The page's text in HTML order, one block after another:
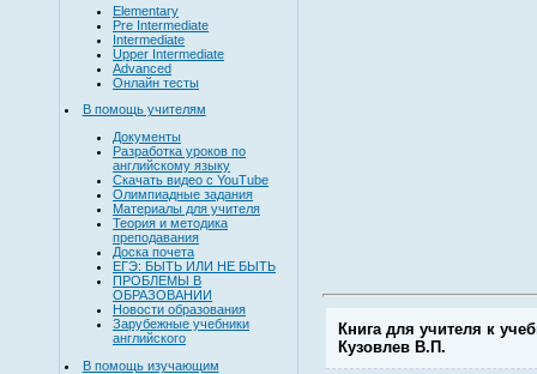
Elementary
Pre Intermediate
Intermediate
Upper Intermediate
Advanced
Онлайн тесты
В помощь учителям
Документы
Разработка уроков по
английскому языку
Скачать видео с YouTube
Олимпиадные задания
Материалы для учителя
Теория и методика
преподавания
Доска почета
ЕГЭ: БЫТЬ ИЛИ НЕ БЫТЬ
ПРОБЛЕМЫ В
ОБРАЗОВАНИИ
Новости образования
Зарубежные учебники
английского
В помощь изучающим
Книга для учителя к
Кузовлев В.П.